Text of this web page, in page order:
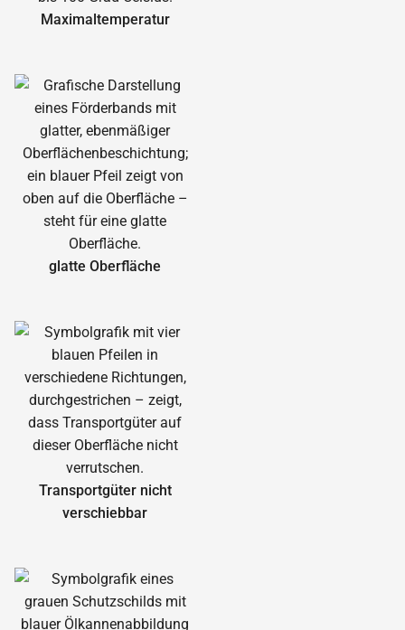
Maximal­temperatur
glatte Oberfläche
Transportgüter nicht
verschiebbar